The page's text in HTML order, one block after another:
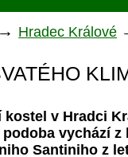
→ Hradec Králové
kostel v Hradci
vychází z
Santiniho z